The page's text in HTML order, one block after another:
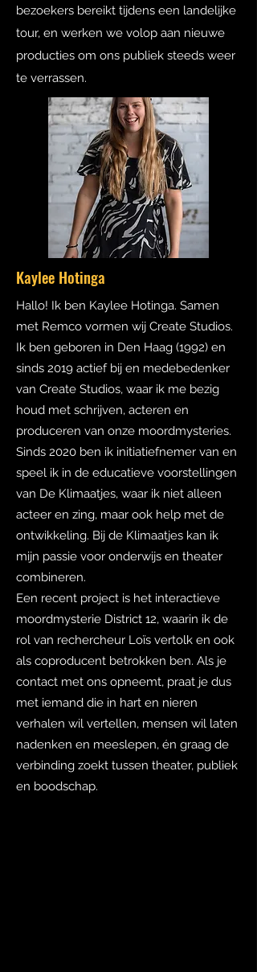
bezoekers bereikt tijdens een landelijke
tour, en werken we volop aan nieuwe
producties om ons publiek steeds weer
te verrassen.
Kaylee Hotinga
Hallo! Ik ben Kaylee Hotinga. Samen
met Remco vormen wij Create Studios.
Ik ben geboren in Den Haag (1992) en
sinds 2019 actief bij en medebedenker
van Create Studios, waar ik me bezig
houd met schrijven, acteren en
produceren van onze moordmysteries.
Sinds 2020 ben ik initiatiefnemer van en
speel ik in de educatieve voorstellingen
van De Klimaatjes, waar ik niet alleen
acteer en zing, maar ook help met de
ontwikkeling. Bij de Klimaatjes kan ik
mijn passie voor onderwijs en theater
combineren.
Een recent project is het interactieve
moordmysterie District 12, waarin ik de
rol van rechercheur Loïs vertolk en ook
als coproducent betrokken ben. Als je
contact met ons opneemt, praat je dus
met iemand die in hart en nieren
verhalen wil vertellen, mensen wil laten
nadenken en meeslepen, én graag de
verbinding zoekt tussen theater, publiek
en boodschap.